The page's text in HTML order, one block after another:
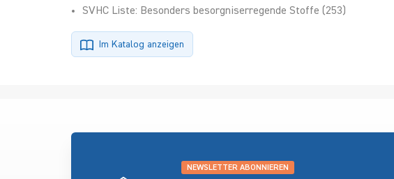
SVHC Liste: Besonders besorgniserregende Stoffe (253)
Im Katalog anzeigen
NEWSLETTER ABONNIEREN